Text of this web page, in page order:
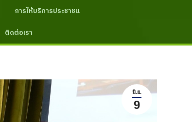
การให้บริการประชาชน
ติดต่อเรา
มิ.ย.
9